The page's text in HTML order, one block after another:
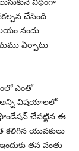
విధంగా
చేసింది.
నందు
ఏర్పాటు
ఎంతో
అన్ని విషయాలలో
చేపట్టిన ఈ
కలిగిన యువకులు
తన వంతు